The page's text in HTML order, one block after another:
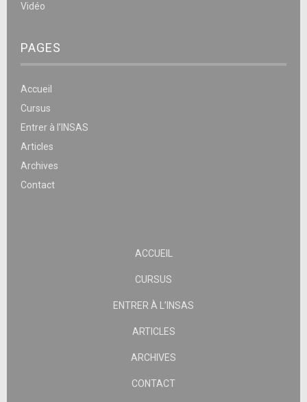
Vidéo
PAGES
Accueil
Cursus
Entrer à l’INSAS
Articles
Archives
Contact
ACCUEIL
CURSUS
ENTRER À L’INSAS
ARTICLES
ARCHIVES
CONTACT